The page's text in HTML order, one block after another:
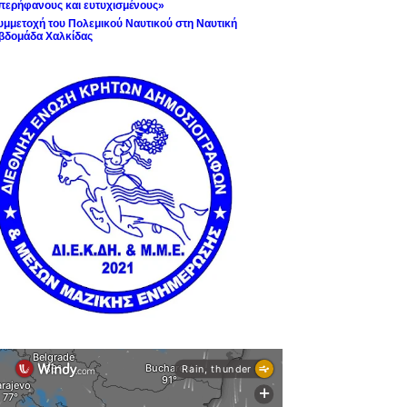
και ευτυχισμένους»
του Πολεμικού Ναυτικού στη Ναυτική
Χαλκίδας